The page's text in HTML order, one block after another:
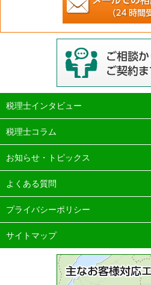
税理士インタビュー
税理士コラム
お知らせ・トピックス
よくある質問
プライバシーポリシー
サイトマップ